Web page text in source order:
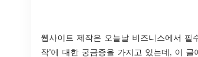
웹사이트 제작은 오늘날 비즈니스에서 필
작’에 대한 궁금증을 가지고 있는데, 이